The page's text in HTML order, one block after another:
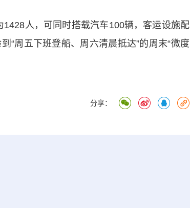
人，可同时搭载汽车100辆，客运设施配
“周五下班登船、周六清晨抵达”的周末“微度
分享：